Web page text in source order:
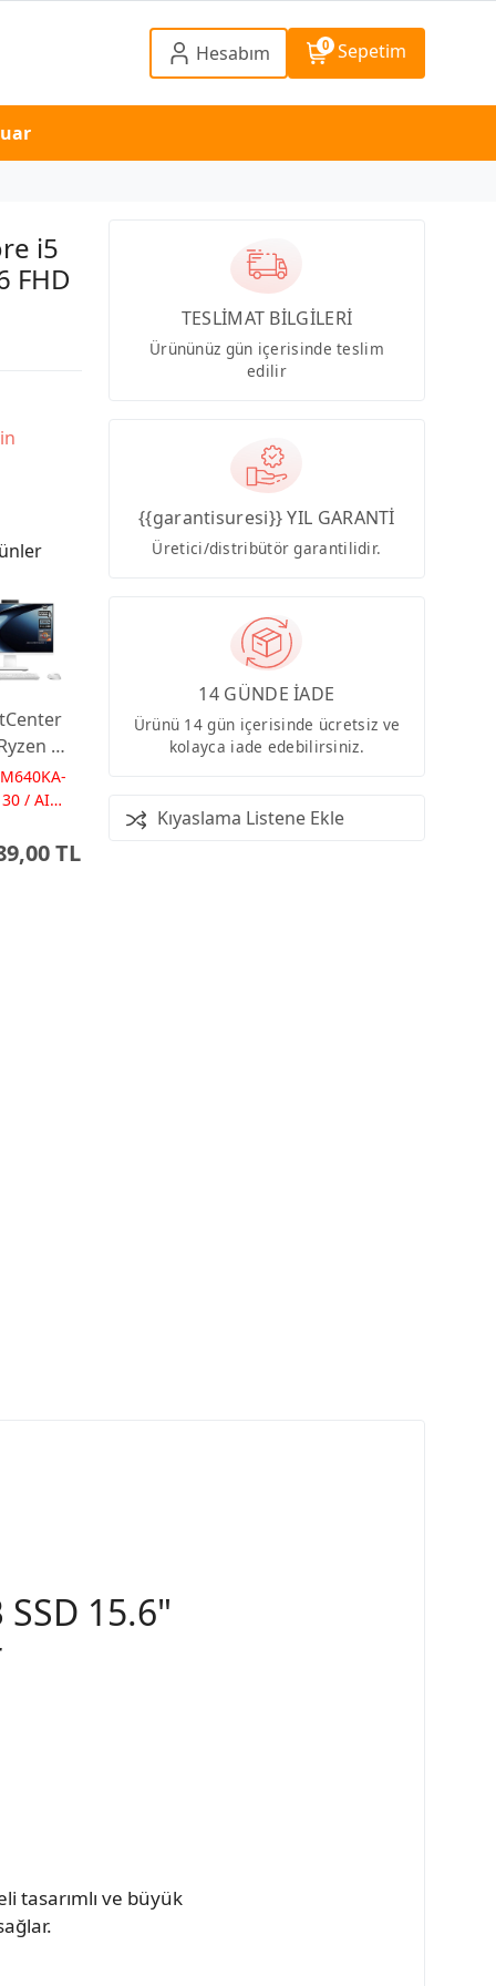
Hesabım 0 Sepetim
i5
FHD
AI
23.8
AI-
/ AI
TL
TESLİMAT BİLGİLERİ
Ürününüz gün içerisinde teslim
edilir
{{garantisuresi}} YIL GARANTİ
Üretici/distribütör garantilidir.
14 GÜNDE İADE
Ürünü 14 gün içerisinde ücretsiz ve
kolayca iade edebilirsiniz.
Kıyaslama Listene Ekle
15.6"
tasarımlı ve büyük